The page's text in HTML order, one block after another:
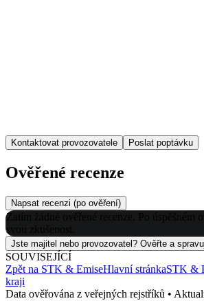
Kontaktovat provozovatele Poslat poptávku
Ověřené recenze
Napsat recenzi (po ověření)
Zatím žádné ověřené recenze. Po úspěšném
svou zkušenost.
Jste majitel nebo provozovatel? Ověřte a
SOUVISEJÍCÍ
Zpět na STK & EmiseHlavní stránkaSTK &
kraji
Data ověřována z veřejných rejstříků •